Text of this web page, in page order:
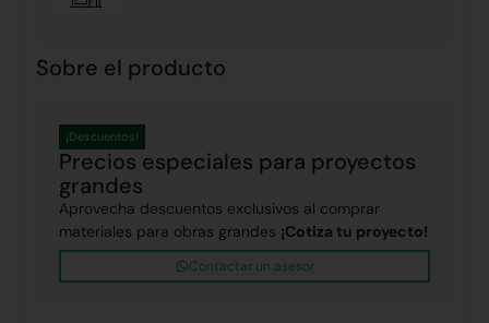
Sobre el producto
Precios especiales para proyectos
grandes
¡Descuentos!
Aprovecha descuentos exclusivos al comprar
materiales para obras grandes ¡Cotiza tu proyecto!
Contactar un asesor